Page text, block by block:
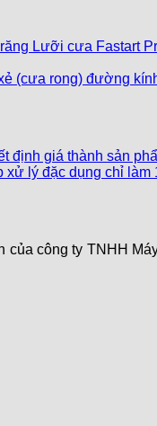
Lưỡi cưa Fastart
(cưa rong) đường
định giá thành sản
lý đặc dụng chỉ làm
công ty TNHH